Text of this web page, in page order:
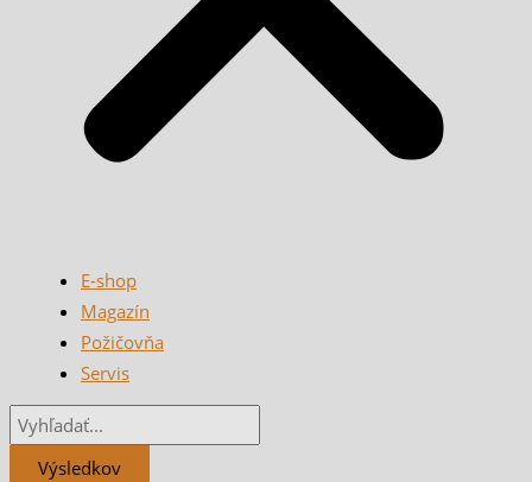
E-shop
Magazín
Požičovňa
Servis
Výsledkov